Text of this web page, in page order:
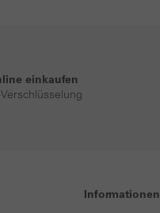
einkaufen
Verschlüsselung
Informationen